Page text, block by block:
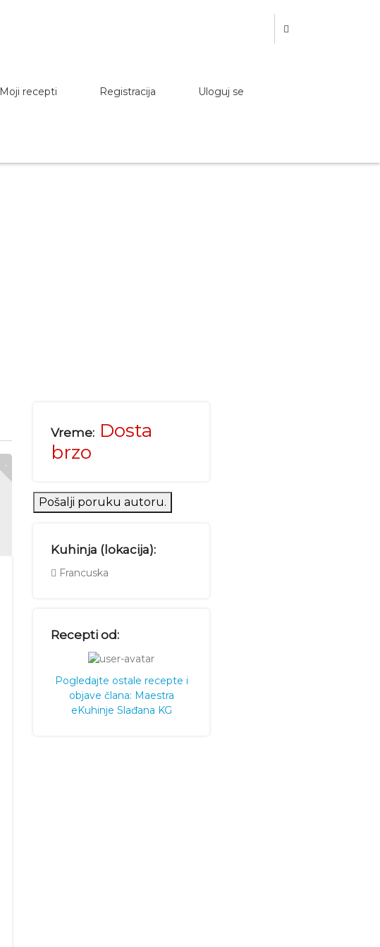
Moji recepti Registracija Uloguj se
Vreme: Dosta
brzo
Pošalji poruku autoru.
Kuhinja (lokacija):
Francuska
Recepti od:
Pogledajte ostale recepte i
objave člana: Maestra
eKuhinje Slađana KG